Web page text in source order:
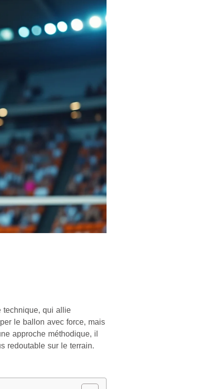
technique, qui allie
le ballon avec force, mais
approche méthodique, il
redoutable sur le terrain.